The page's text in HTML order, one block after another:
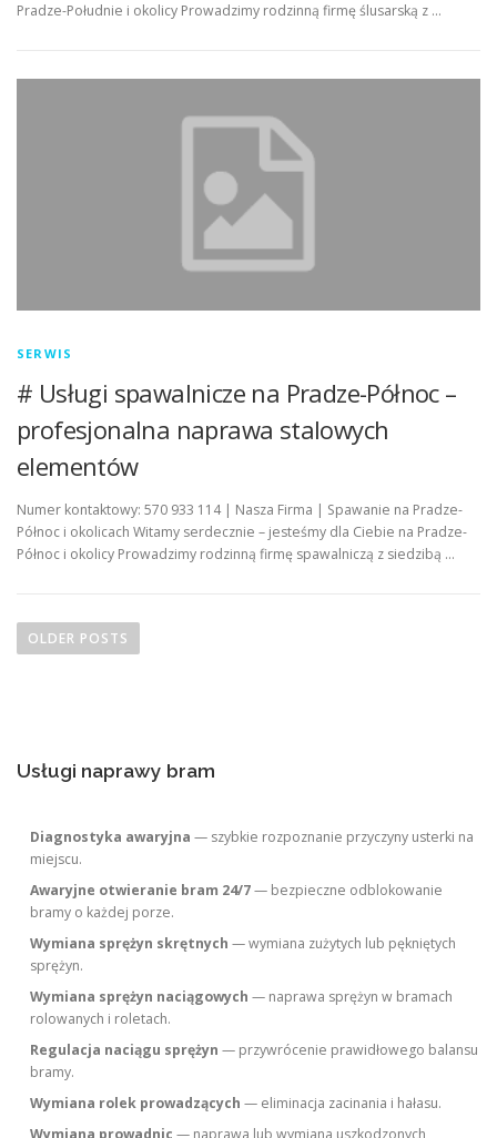
Pradze-Południe i okolicy Prowadzimy rodzinną firmę ślusarską z …
SERWIS
# Usługi spawalnicze na Pradze-Północ –
profesjonalna naprawa stalowych
elementów
Numer kontaktowy: 570 933 114 | Nasza Firma | Spawanie na Pradze-
Północ i okolicach Witamy serdecznie – jesteśmy dla Ciebie na Pradze-
Północ i okolicy Prowadzimy rodzinną firmę spawalniczą z siedzibą …
o
a
OLDER POSTS
Usługi naprawy bram
Diagnostyka awaryjna — szybkie rozpoznanie przyczyny usterki na
miejscu.
Awaryjne otwieranie bram 24/7— bezpieczne odblokowanie
bramy o każdej porze.
Wymiana sprężyn skrętnych — wymiana zużytych lub pękniętych
sprężyn.
Wymiana sprężyn naciągowych — naprawa sprężyn w bramach
rolowanych i roletach.
Regulacja naciągu sprężyn — przywrócenie prawidłowego balansu
bramy.
Wymiana rolek prowadzących — eliminacja zacinania i hałasu.